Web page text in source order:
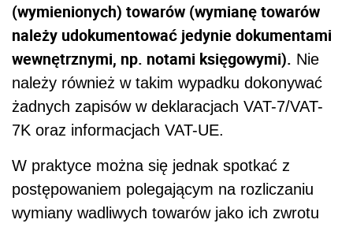
(wymienionych) towarów (wymianę towarów
należy udokumentować jedynie dokumentami
wewnętrznymi, np. notami księgowymi). Nie
należy również w takim wypadku dokonywać
żadnych zapisów w deklaracjach VAT-7/VAT-
7K oraz informacjach VAT-UE.
W praktyce można się jednak spotkać z
postępowaniem polegającym na rozliczaniu
wymiany wadliwych towarów jako ich zwrotu